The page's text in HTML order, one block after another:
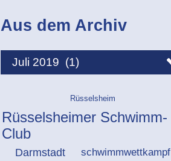
Aus dem Archiv
Rüsselsheim
Rüsselsheimer Schwimm-
Club
Darmstadt schwimmwettkampf